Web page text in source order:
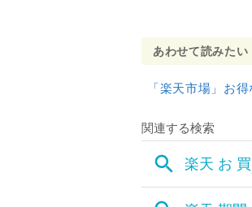
あわせて読みたい
「楽天市場」お